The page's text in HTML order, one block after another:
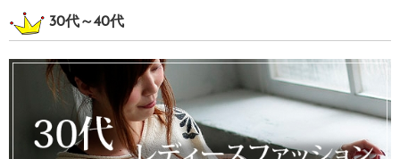
30代～40代